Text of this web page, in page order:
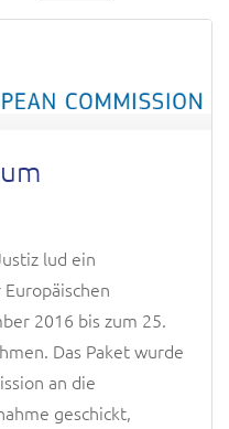
lud ein
2016 bis zum 25.
Das Paket wurde
an die
geschickt,